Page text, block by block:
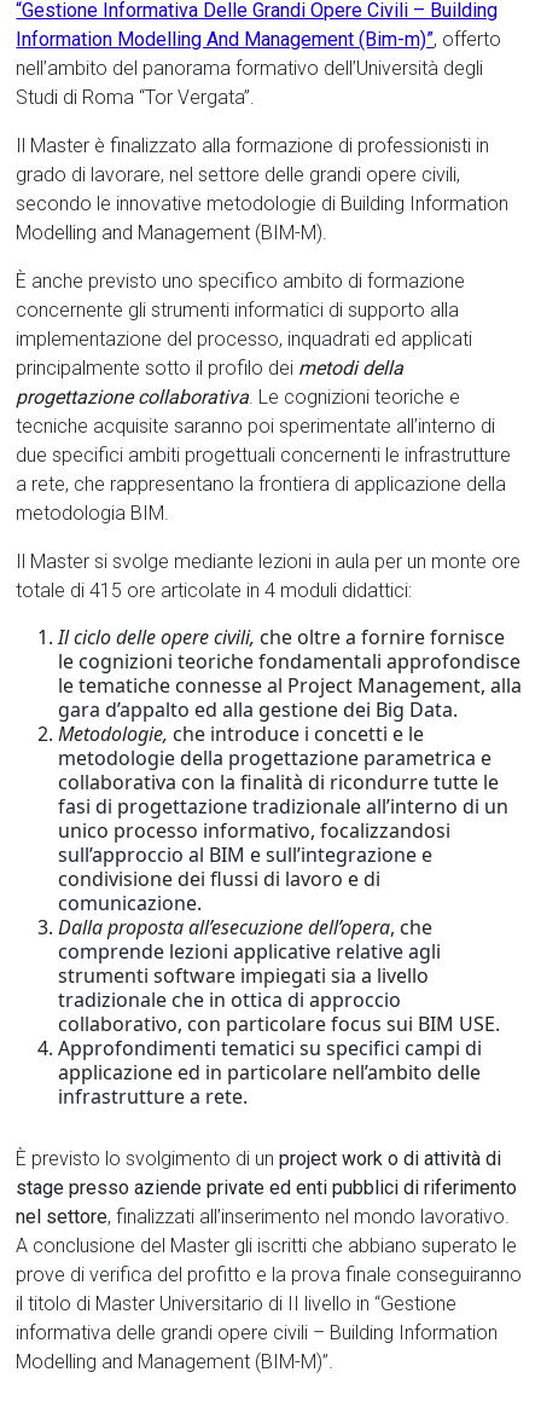
“Gestione Informativa Delle Grandi Opere Civili – Building
Information Modelling And Management (Bim-m)”, offerto
nell’ambito del panorama formativo dell’Università degli
Studi di Roma “Tor Vergata”.
Il Master è finalizzato alla formazione di professionisti in
grado di lavorare, nel settore delle grandi opere civili,
secondo le innovative metodologie di Building Information
Modelling and Management (BIM-M).
È anche previsto uno specifico ambito di formazione
concernente gli strumenti informatici di supporto alla
implementazione del processo, inquadrati ed applicati
principalmente sotto il profilo dei metodi della
progettazione collaborativa. Le cognizioni teoriche e
tecniche acquisite saranno poi sperimentate all’interno di
due specifici ambiti progettuali concernenti le infrastrutture
a rete, che rappresentano la frontiera di applicazione della
metodologia BIM.
Il Master si svolge mediante lezioni in aula per un monte ore
totale di 415 ore articolate in 4 moduli didattici:
Il ciclo delle opere civili, che oltre a fornire fornisce
le cognizioni teoriche fondamentali approfondisce
le tematiche connesse al Project Management, alla
gara d’appalto ed alla gestione dei Big Data.
Metodologie, che introduce i concetti e le
metodologie della progettazione parametrica e
collaborativa con la finalità di ricondurre tutte le
fasi di progettazione tradizionale all’interno di un
unico processo informativo, focalizzandosi
sull’approccio al BIM e sull’integrazione e
condivisione dei flussi di lavoro e di
comunicazione.
Dalla proposta all’esecuzione dell’opera, che
comprende lezioni applicative relative agli
strumenti software impiegati sia a livello
tradizionale che in ottica di approccio
collaborativo, con particolare focus sui BIM USE.
Approfondimenti tematici su specifici campi di
applicazione ed in particolare nell’ambito delle
infrastrutture a rete.
È previsto lo svolgimento di unproject work o di attività di
stage presso aziende private ed enti pubblici di riferimento
nel settore, finalizzati all’inserimento nel mondo lavorativo.
A conclusione del Master gli iscritti che abbiano superato le
prove di verifica del profitto e la prova finale conseguiranno
il titolo di Master Universitario di II livello in “Gestione
informativa delle grandi opere civili – Building Information
Modelling and Management (BIM-M)”.